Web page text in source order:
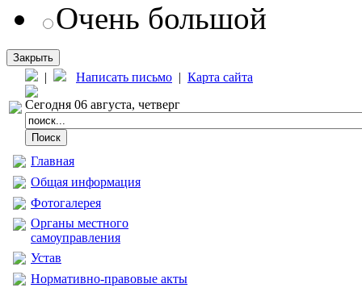
Очень большой
Закрыть
| Написать письмо | Карта сайта
Сегодня 06 августа, четверг
Главная
Общая информация
Фотогалерея
Органы местного
самоуправления
Устав
Нормативно-правовые акты